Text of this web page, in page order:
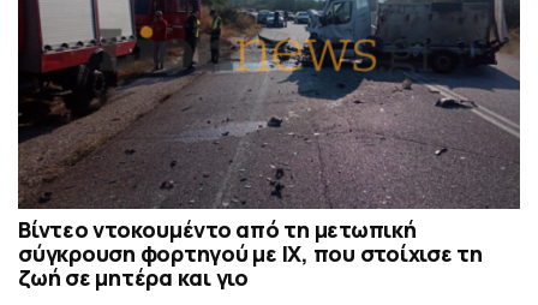
Βίντεο ντοκουμέντο από τη μετωπική
σύγκρουση φορτηγού με IX, που στοίχισε τη
ζωή σε μητέρα και γιο